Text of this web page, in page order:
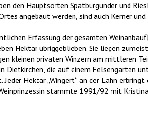
den Hauptsorten Spätburgunder und
angebaut werden, sind auch Kerner
Erfassung der gesamten
Hektar übriggeblieben. Sie liegen
kleinen privaten Winzern am mittleren
die auf einem Felsengarten
Jeder Hektar „Wingert“ an der Lahn
stammte 1991/92 mit